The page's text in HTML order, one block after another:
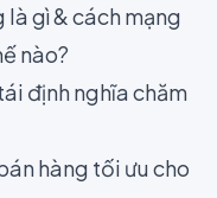
là gì & cách mạng
nào?
định nghĩa chăm
hàng tối ưu cho